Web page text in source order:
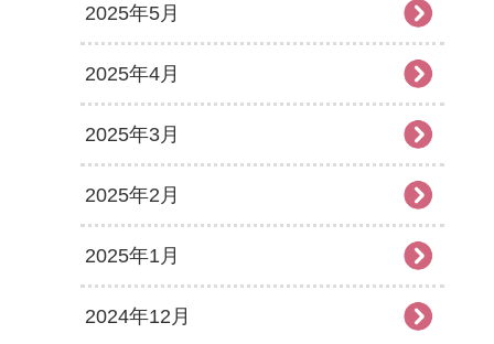
2025年5月
2025年4月
2025年3月
2025年2月
2025年1月
2024年12月